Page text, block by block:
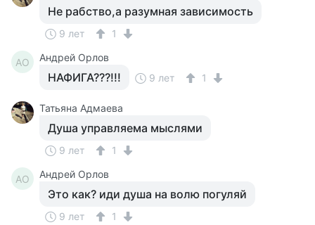
Не рабство,а разумная зависимость
9 лет 1
АО Андрей Орлов
НАФИГА???!!! 9 лет 1
Татьяна Адмаева
Душа управляема мыслями
9 лет 1
АО Андрей Орлов
Это как? иди душа на волю погуляй
9 лет
1